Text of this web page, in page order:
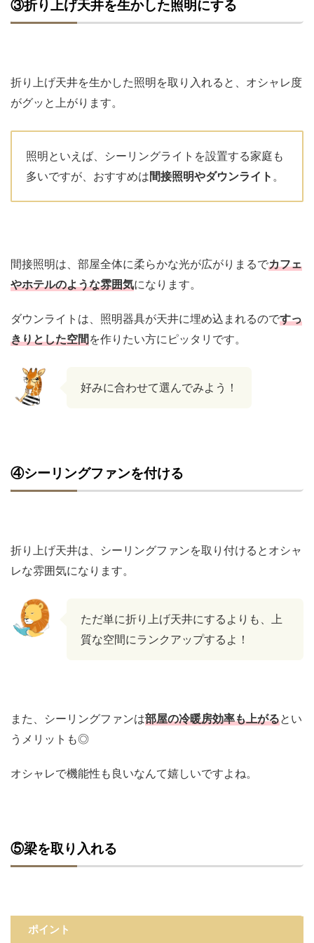
③折り上げ天井を生かした照明にする
折り上げ天井を生かした照明を取り入れると、オシャレ度
がグッと上がります。
照明といえば、シーリングライトを設置する家庭も
多いですが、おすすめは間接照明やダウンライト 。
間接照明は、部屋全体に柔らかな光が広がりまるでカフェ
やホテルのような雰囲気になります。
ダウンライトは、照明器具が天井に埋め込まれるのですっ
きりとした空間を作りたい方にピッタリです。
好みに合わせて選んでみよう！
④シーリングファンを付ける
折り上げ天井は、シーリングファンを取り付けるとオシャ
レな雰囲気になります。
ただ単に折り上げ天井にするよりも、上
質な空間にランクアップするよ！
また、シーリングファンは部屋の冷暖房効率も上がるとい
うメリットも◎
オシャレで機能性も良いなんて嬉しいですよね。
⑤梁を取り入れる
ポイント